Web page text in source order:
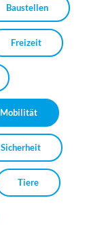
Baustellen
Freizeit
Mobilität
Sicherheit
Tiere